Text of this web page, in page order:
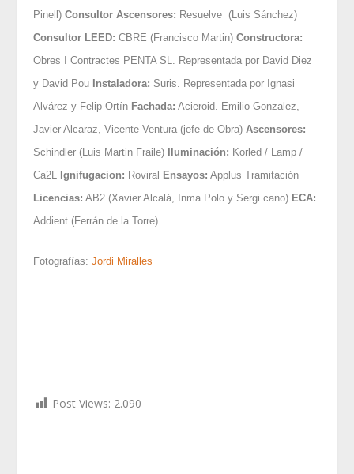
Pinell)Consultor Ascensores: Resuelve (Luis Sánchez)
Consultor LEED: CBRE (Francisco Martin)Constructora:
Obres I Contractes PENTA SL. Representada por David Diez
y David Pou Instaladora: Suris. Representada por Ignasi
Alvárez y Felip Ortín Fachada: Acieroid. Emilio Gonzalez,
Javier Alcaraz, Vicente Ventura (jefe de Obra) Ascensores:
Schindler (Luis Martin Fraile) Iluminación: Korled / Lamp /
Ca2L Ignifugacion: Roviral Ensayos: Applus Tramitación
Licencias: AB2 (Xavier Alcalá, Inma Polo y Sergi cano) ECA:
Addient (Ferrán de la Torre)
Fotografías:Jordi Miralles
Post Views: 2.090